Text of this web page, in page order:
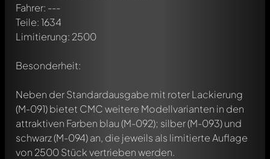
Fahrer: ---
Teile: 1634
Limitierung: 2500
Besonderheit:
Neben der Standardausgabe mit roter Lackierung
(M-091) bietet CMC weitere Modellvarianten in den
attraktiven Farben blau (M-092); silber (M-093) und
schwarz (M-094) an, die jeweils als limitierte Auflage
von 2500 Stück vertrieben werden.